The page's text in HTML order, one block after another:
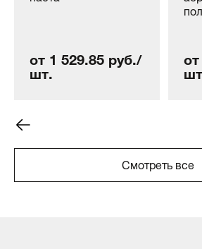
от 1 529.85 руб./
шт.
Смотреть все